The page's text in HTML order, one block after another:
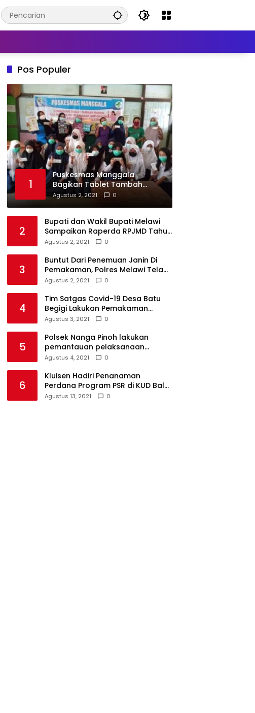
Pos Populer
1
Puskesmas Manggala
Bagikan Tablet Tambah
Darah di Beberapa Sekolah
Agustus 2, 2021 0
2
Bupati dan Wakil Bupati Melawi
Sampaikan Raperda RPJMD Tahun
2021-2026 ke DPRD
Agustus 2, 2021 0
3
Buntut Dari Penemuan Janin Di
Pemakaman, Polres Melawi Telah
Tetapkan 4 Tersangka
Agustus 2, 2021 0
4
Tim Satgas Covid-19 Desa Batu
Begigi Lakukan Pemakaman
Pasien Covid-19 Sesuai Prokes
Agustus 3, 2021 0
5
Polsek Nanga Pinoh lakukan
pemantauan pelaksanaan
vaksinasi covid-19 tahap 2
Agustus 4, 2021 0
6
Kluisen Hadiri Penanaman
Perdana Program PSR di KUD Bale
Yotro Beloyan
Agustus 13, 2021 0